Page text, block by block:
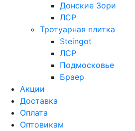
Донские Зори
ЛСР
Тротуарная плитка
Steingot
ЛСР
Подмосковье
Браер
Акции
Доставка
Оплата
Оптовикам